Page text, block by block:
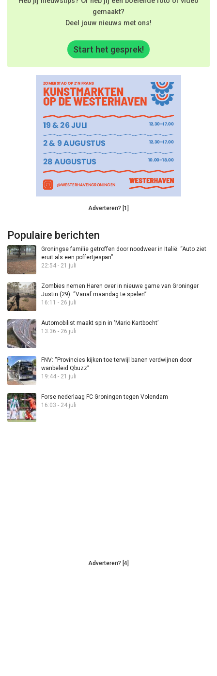
gemaakt?
Deel jouw nieuws met ons!
Start het gesprek!
Adverteren? [1]
Populaire berichten
Groningse familie getroffen door noodweer in Italië: “Auto ziet
eruit als een poffertjespan”
22:54 - 21 juli
Zombies nemen Haren over in nieuwe game van Groninger
Justin (29): “Vanaf maandag te spelen”
16:11 - 26 juli
Automobilist maakt spin in ‘Mario Kartbocht’
13:36 - 26 juli
FNV: “Provincies kijken toe terwijl banen verdwijnen door
wanbeleid Qbuzz”
19:44 - 21 juli
Forse nederlaag FC Groningen tegen Volendam
16:03 - 24 juli
Adverteren? [4]